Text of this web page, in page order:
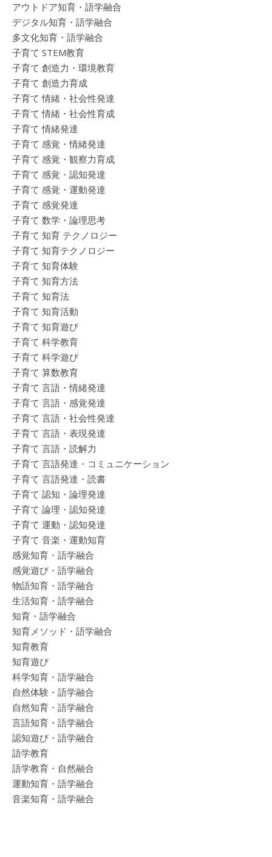
アウトドア知育・語学融合
デジタル知育・語学融合
多文化知育・語学融合
子育て STEM教育
子育て 創造力・環境教育
子育て 創造力育成
子育て 情緒・社会性発達
子育て 情緒・社会性育成
子育て 情緒発達
子育て 感覚・情緒発達
子育て 感覚・観察力育成
子育て 感覚・認知発達
子育て 感覚・運動発達
子育て 感覚発達
子育て 数学・論理思考
子育て 知育 テクノロジー
子育て 知育テクノロジー
子育て 知育体験
子育て 知育方法
子育て 知育法
子育て 知育活動
子育て 知育遊び
子育て 科学教育
子育て 科学遊び
子育て 算数教育
子育て 言語・情緒発達
子育て 言語・感覚発達
子育て 言語・社会性発達
子育て 言語・表現発達
子育て 言語・読解力
子育て 言語発達・コミュニケーション
子育て 言語発達・読書
子育て 認知・論理発達
子育て 論理・認知発達
子育て 運動・認知発達
子育て 音楽・運動知育
感覚知育・語学融合
感覚遊び・語学融合
物語知育・語学融合
生活知育・語学融合
知育・語学融合
知育メソッド・語学融合
知育教育
知育遊び
科学知育・語学融合
自然体験・語学融合
自然知育・語学融合
言語知育・語学融合
認知遊び・語学融合
語学教育
語学教育・自然融合
運動知育・語学融合
音楽知育・語学融合